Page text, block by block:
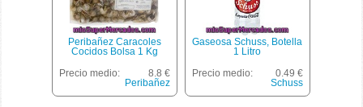
Peribañez Caracoles
Cocidos Bolsa 1 Kg
Precio medio:
8.8 €
Peribañez
Gaseosa Schuss, Botella
1 Litro
Precio medio:
0.49 €
Schuss